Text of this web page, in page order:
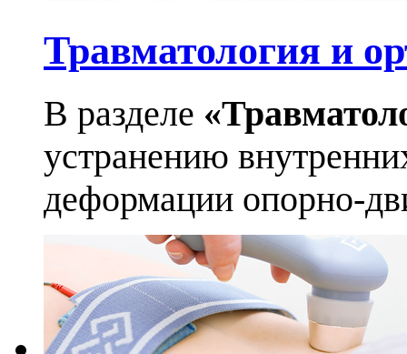
Травматология и
В разделе
устранению
деформации опорно-